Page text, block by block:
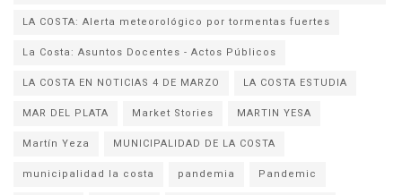
LA COSTA: Alerta meteorológico por tormentas fuertes
La Costa: Asuntos Docentes - Actos Públicos
LA COSTA EN NOTICIAS 4 DE MARZO
LA COSTA ESTUDIA
MAR DEL PLATA
Market Stories
MARTIN YESA
Martín Yeza
MUNICIPALIDAD DE LA COSTA
municipalidad la costa
pandemia
Pandemic